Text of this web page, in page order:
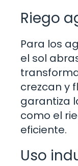
Riego
Para los
el sol
crezcan y
garantiza
como el
eficiente.
Uso